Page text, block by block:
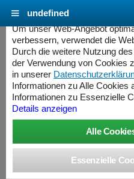
SARTORIUS CUBIS®
MCE225S
Wägebereich: 220 g,
Cookie Einstellungen -
Um unser Web-Angebot
verbessern, verwendet die
Durch die weitere Nutzung
der Verwendung von Cookies
in unserer
Informationen zu Alle Cookies
Informationen zu Essenzielle
Details anzeigen
undefined